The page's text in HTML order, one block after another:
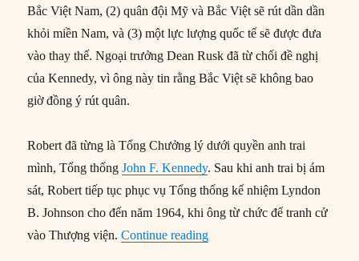
Bắc Việt Nam, (2) quân đội Mỹ và Bắc Việt sẽ rút dần dần
khỏi miền Nam, và (3) một lực lượng quốc tế sẽ được đưa
vào thay thế. Ngoại trưởng Dean Rusk đã từ chối đề nghị
của Kennedy, vì ông này tin rằng Bắc Việt sẽ không bao
giờ đồng ý rút quân.
Robert đã từng là Tổng Chưởng lý dưới quyền anh trai
mình, Tổng thốngJohn F. Kennedy. Sau khi anh trai bị ám
sát, Robert tiếp tục phục vụ Tổng thống kế nhiệm Lyndon
B. Johnson cho đến năm 1964, khi ông từ chức để tranh cử
vào Thượng viện.Continue reading“02/03/1967: Robert